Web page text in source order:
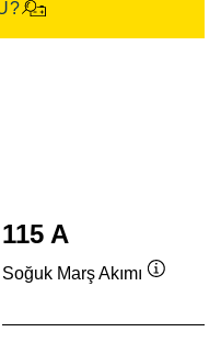
115 A
Soğuk Marş Akımı